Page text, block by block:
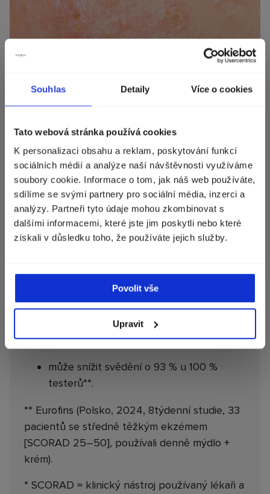
Souhlas Detaily Více o cookies
Tato webová stránka používá cookies
K personalizaci obsahu a reklam, poskytování funkcí
sociálních médií a analýze naší návštěvnosti využíváme
soubory cookie. Informace o tom, jak náš web používáte,
sdílíme se svými partnery pro sociální média, inzerci a
analýzy. Partneři tyto údaje mohou zkombinovat s
dalšími informacemi, které jste jim poskytli nebo které
získali v důsledku toho, že používáte jejich služby.
Povolit vše
Upravit
Zvolte zemi doručení
Zobrazíme vám správné ceny, dostupnost a
dopravu.
Měna Norsko (kr)
POKOŽKA SE SKLONEM K
EKZÉMŮM POTŘEBUJE
CELOSTNÍ PŘÍSTUP
Při vzniku ekzému hraje roli genetika, strava,
stres, okolní prostředí a především zdraví
střev. Řešit vnější příznaky proto většinou
nestačí. Propojení kůže–střevo–mozek a
mikrobiom nám ukazuje, že dlouhodobou
úlevu přináší až řešení všech skrytých příčin.
ukazují, že tento krém, pokud je kombinován
může snížit skóre SCORAD* o 94 % u
100 % testerů**,
může snížit svědění o 93 % u 100 %
testerů**.
** Eurofins (Polsko, 2024, 8týdenní studie, 33
pacientů se středně těžkým ekzémem
[SCORAD 25–50], používali denně mýdlo +
krém).
* SCORAD = klinický nástroj používaný lékaři a